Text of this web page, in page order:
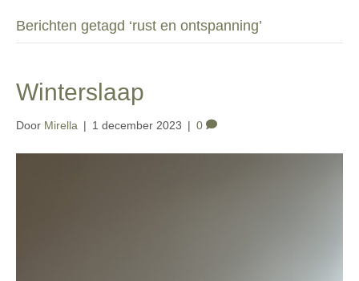
Berichten getagd ‘rust en ontspanning’
Winterslaap
Door Mirella | 1 december 2023 | 0